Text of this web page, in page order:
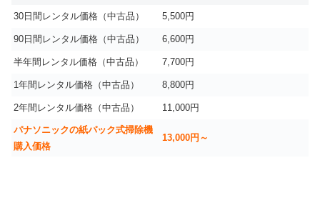
30日間レンタル価格（中古品） 5,500円
90日間レンタル価格（中古品） 6,600円
半年間レンタル価格（中古品） 7,700円
1年間レンタル価格（中古品） 8,800円
2年間レンタル価格（中古品） 11,000円
パナソニックの紙パック式掃除機
購入価格
13,000円～